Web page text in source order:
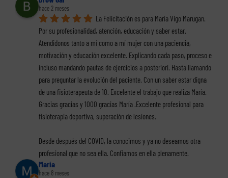
hace 2 meses
La Felicitación es para María Vigo Marugan.
Por su profesionalidad, atención, educación y saber estar.
Atendidonos tanto a mí como a mí mujer con una paciencia,
motivación y educación excelente. Explicando cada paso, proceso e
incluso mandando pautas de ejercicios a posteriori. Hasta llamando
para preguntar la evolución del paciente. Con un saber estar digna
de una fisioterapeuta de 10. Excelente el trabajo que realiza María.
Gracias gracias y 1000 gracias María .Excelente profesional para
fisioterapia deportiva, superación de lesiones.
Desde después del COVID, la conocimos y ya no deseamos otra
profesional que no sea ella. Confiamos en ella plenamente.
Maria
hace 8 meses